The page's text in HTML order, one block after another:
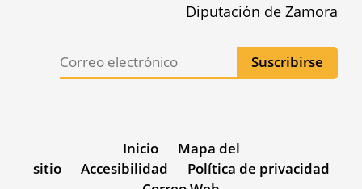
Diputación de Zamora
Inicio
Mapa del
sitio
Accesibilidad
Política de privacidad